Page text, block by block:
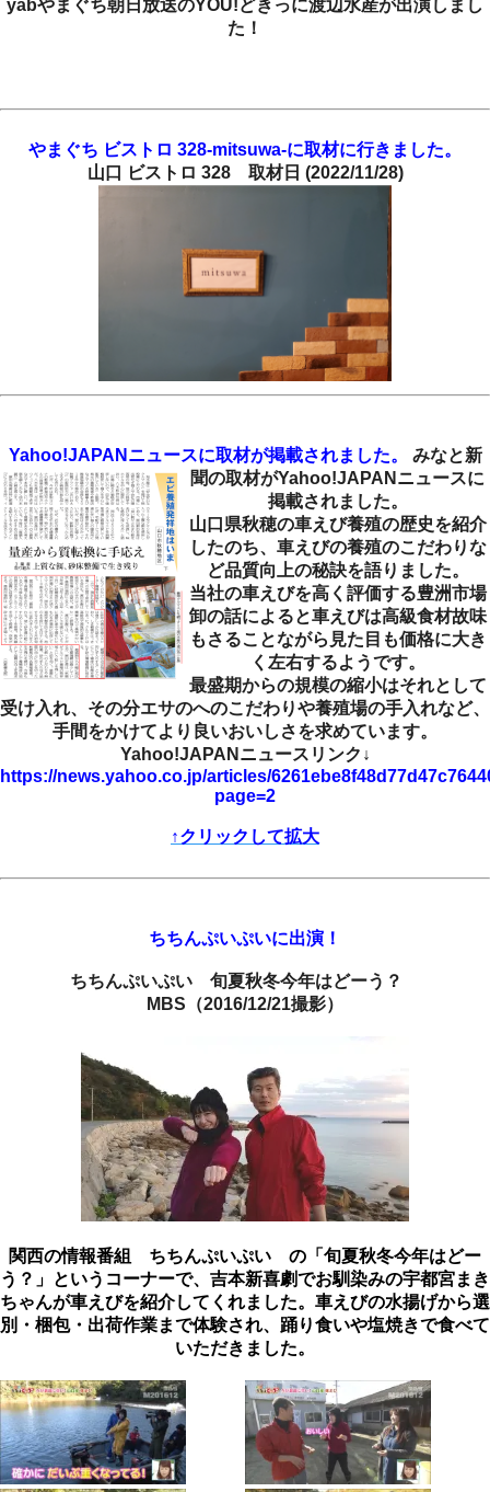
yabやまぐち朝日放送のYOU!どきっに渡辺水産が出演しまし
た！
やまぐち ビストロ 328-mitsuwa-に取材に行きました。
山口 ビストロ 328 取材日 (2022/11/28)
Yahoo!JAPANニュースに取材が掲載されました。
みなと新
聞の取材がYahoo!JAPANニュースに
掲載されました。
山口県秋穂の車えび養殖の歴史を紹介
したのち、車えびの養殖のこだわりな
ど品質向上の秘訣を語りました。
当社の車えびを高く評価する豊洲市場
卸の話によると車えびは高級食材故味
もさることながら見た目も価格に大き
く左右するようです。
最盛期からの規模の縮小はそれとして
受け入れ、その分エサのへのこだわりや養殖場の手入れなど、
手間をかけてより良いおいしさを求めています。
Yahoo!JAPANニュースリンク↓
https://news.yahoo.co.jp/articles/
page=2
↑クリックして拡大
ちちんぷいぷいに出演！
ちちんぷいぷい 旬夏秋冬今年はどーう？
MBS（2016/12/21撮影）
関西の情報番組 ちちんぷいぷい の「旬夏秋冬今年はどー
う？」というコーナーで、吉本新喜劇でお馴染みの宇都宮まき
ちゃんが車えびを紹介してくれました。車えびの水揚げから選
別・梱包・出荷作業まで体験され、踊り食いや塩焼きで食べて
いただきました。